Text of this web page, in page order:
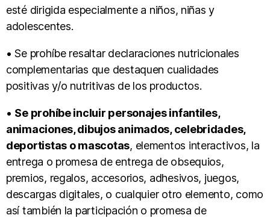
esté dirigida especialmente a niños, niñas y
adolescentes.
• Se prohíbe resaltar declaraciones nutricionales
complementarias que destaquen cualidades
positivas y/o nutritivas de los productos.
• Se prohíbe incluir personajes infantiles,
animaciones, dibujos animados, celebridades,
deportistas o mascotas, elementos interactivos, la
entrega o promesa de entrega de obsequios,
premios, regalos, accesorios, adhesivos, juegos,
descargas digitales, o cualquier otro elemento, como
así también la participación o promesa de